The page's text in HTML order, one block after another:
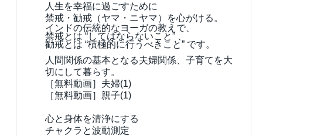
人生を幸福に過ごすために
禁戒・勧戒（ヤマ・ニヤマ）を心がける。
インドの伝統的なヨーガの教えで、
禁戒とは “してはならないこと” 、
勧戒とは “積極的に行うべきこと” です。
人間関係の基本となる夫婦関係、子育てを大
切にして暮らす。
［無料動画］夫婦(1)
［無料動画］親子(1)
心と身体を清浄にする
チャクラと波動測定